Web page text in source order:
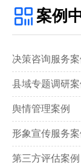
案例
决策咨询服务案
县域专题调研案
舆情管理案例
形象宣传服务案
第三方评估案例